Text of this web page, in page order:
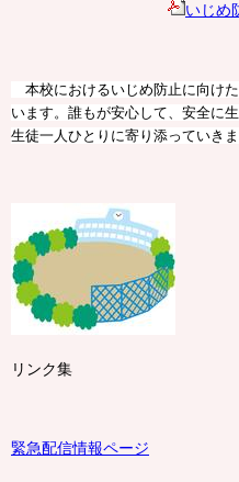
いじめ
本校におけるいじめ防止に向け
います。誰もが安心して、安全に
生徒一人ひとりに寄り添っていきま
リンク集
緊急配信情報ページ